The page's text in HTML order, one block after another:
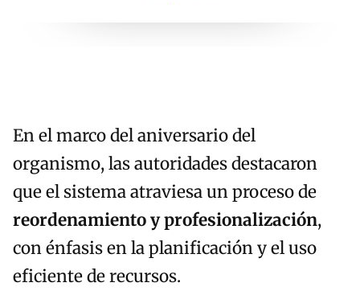
En el marco del aniversario del
organismo, las autoridades destacaron
que el sistema atraviesa un proceso de
reordenamiento y profesionalización,
con énfasis en la planificación y el uso
eficiente de recursos.